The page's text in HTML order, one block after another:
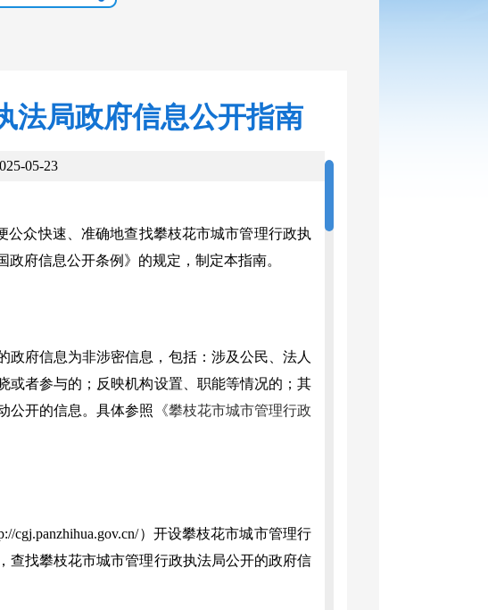
法局政府信息公开指南
05-23
众快速、准确地查找攀枝花市城市管理行政执
府信息公开条例》的规定，制定本指南。
府信息为非涉密信息，包括：涉及公民、法人
或者参与的；反映机构设置、职能等情况的；其
公开的信息。具体参照 《攀枝花市城市管理行政
）开设攀枝花市城市管理行
查找攀枝花市城市管理行政执法局公开的政府信